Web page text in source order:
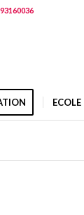
ECOLE